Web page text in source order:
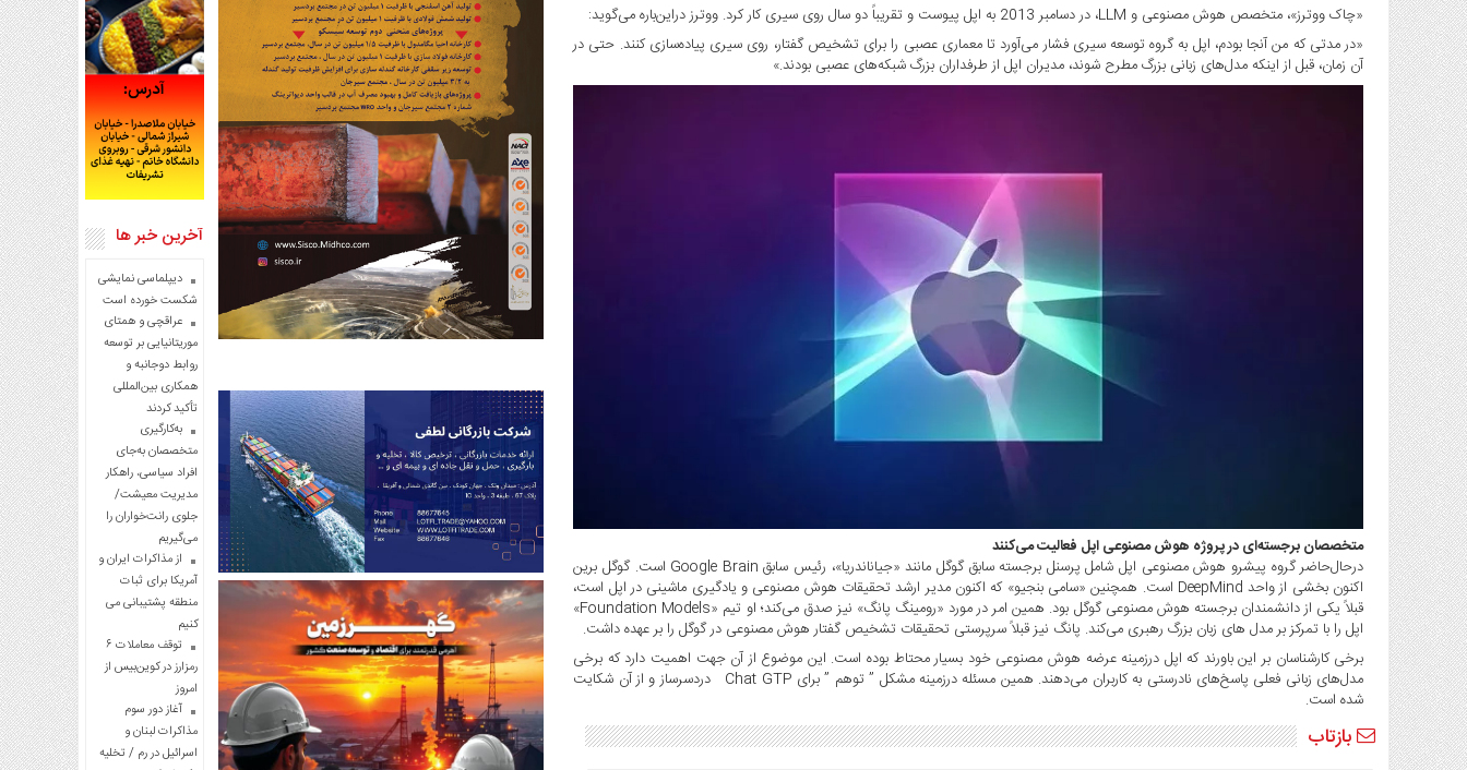
«چاک ووترز»، متخصص هوش مصنوعی و LLM، در دسامبر 2013 به اپل پیوست و تقریباً دو سال روی سیری کار کرد. ووترز دراین‌باره می‌گوید:
«در مدتی که من آنجا بودم، اپل به گروه توسعه سیری فشار می‌آورد تا معماری عصبی را برای تشخیص گفتار، روی سیری پیاده‌سازی کنند. حتی در
آن زمان، قبل از اینکه مدل‌های زبانی بزرگ مطرح شوند، مدیران اپل از طرفداران بزرگ شبکه‌های عصبی بودند.»
متخصصان برجسته‌ای در پروژه هوش مصنوعی اپل فعالیت می‌کنند
درحال‌حاضر گروه پیشرو هوش مصنوعی اپل شامل پرسنل برجسته سابق گوگل مانند «جیاناندریا»، رئیس سابق Google Brain است. گوگل برین
اکنون بخشی از واحد DeepMind است. همچنین «سامی بنجیو» که اکنون مدیر ارشد تحقیقات هوش مصنوعی و یادگیری ماشینی در اپل است،
قبلاً یکی از دانشمندان برجسته هوش مصنوعی گوگل بود. همین امر در مورد «رومینگ پانگ» نیز صدق می‌کند؛ او تیم «Foundation Models»
اپل را با تمرکز بر مدل های زبان بزرگ رهبری می‌کند. پانگ نیز قبلاً سرپرستی تحقیقات تشخیص گفتار هوش مصنوعی در گوگل را بر عهده داشت.
برخی کارشناسان بر این باورند که اپل درزمینه عرضه هوش مصنوعی خود بسیار محتاط بوده است. این موضوع از آن جهت اهمیت دارد که برخی
مدل‌های زبانی فعلی پاسخ‌های نادرستی به کاربران می‌دهند. همین مسئله درزمینه مشکل ” توهم ” برای Chat GTP دردسرساز و از آن شکایت
شده است.
بازتاب
آخرین خبر ها
دیپلماسی نمایشی
شکست خورده است
عراقچی و همتای
موریتانیایی بر توسعه
روابط دوجانبه و
همکاری بین‌المللی
تأکید کردند
به‌کارگیری
متخصصان به‌جای
افراد سیاسی، راهکار
مدیریت معیشت/
جلوی رانت‌خواران را
می‌گیریم
از مذاکرات ایران و
آمریکا برای ثبات
منطقه پشتیبانی می
کنیم
توقف معاملات ۶
رمزارز در کوین‌بیس از
امروز
آغاز دور سوم
مذاکرات لبنان و
اسرائیل در رم / تخلیه